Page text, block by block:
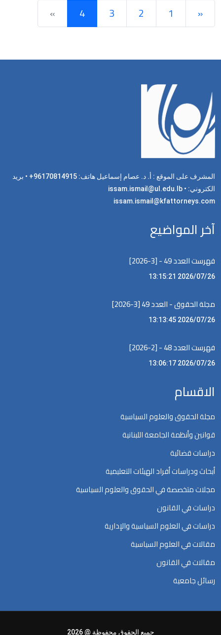
«
1
2
3
4
»
المشرف على الموقع : أ. د. عصام إسماعيل هاتف: 96170814915+ • بريد
الكتروني: issam.ismail@ul.edu.lb •
issam.ismail@kfattorneys.com
آخر المواضيع
فهرست العدد 49 - [3-2026]
2026/07/26 13:15:21
مجلة الحقوق - العدد 49 [3-2026]
2026/07/26 13:13:45
فهرست العدد 48 - [2-2026]
2026/07/26 13:06:17
الاقسام
مجلة الحقوق والعلوم السياسية
قوانين وأنظمة الجامعة اللبنانية
دراسات قضائية
أبحاث ودراسات أفراد الهيئات التعليمية
مجلات متخصصة في الحقوق والعلوم السياسية
دراسات في القانون
دراسات في العلوم السياسية والإدارية
مقالات في العلوم السياسية
مقالات في القانون
رسائل جامعية
جميع الحقوق محفوظة @ 2026